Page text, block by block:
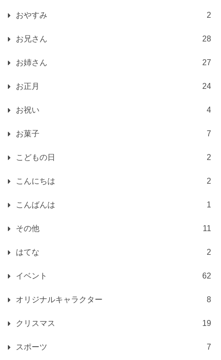
おやすみ 2
お兄さん 28
お姉さん 27
お正月 24
お祝い 4
お菓子 7
こどもの日 2
こんにちは 2
こんばんは 1
その他 11
はてな 2
イベント 62
オリジナルキャラクター 8
クリスマス 19
スポーツ 7